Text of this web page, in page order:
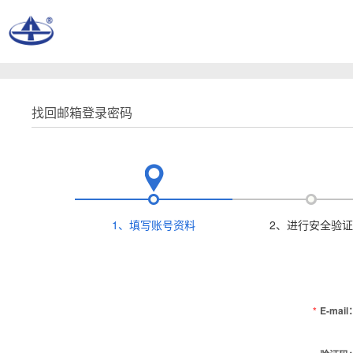
找回邮箱登录密码
1、填写账号资料 2、进行安全验证
* E-mail